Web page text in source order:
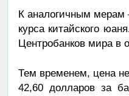
К аналогичным
курса китайского
Центробанков мира в
Тем временем, цена
42,60 долларов за